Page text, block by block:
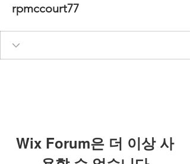
rpmccourt77
Wix Forum은 더 이상 사